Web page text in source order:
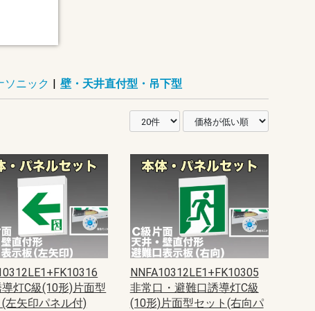
ソニック | 壁・天井直付型・吊下型
灯C級(10形)片面型
左矢印パネル付)
NNFA10312LE1+FK10305
非常口・避難口誘導灯C級
(10形)片面型セット(右向パ